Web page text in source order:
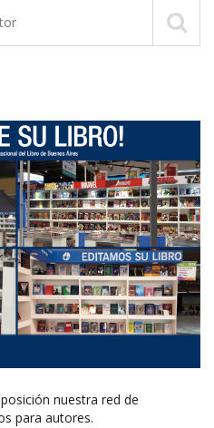
nuestra red de
para autores.